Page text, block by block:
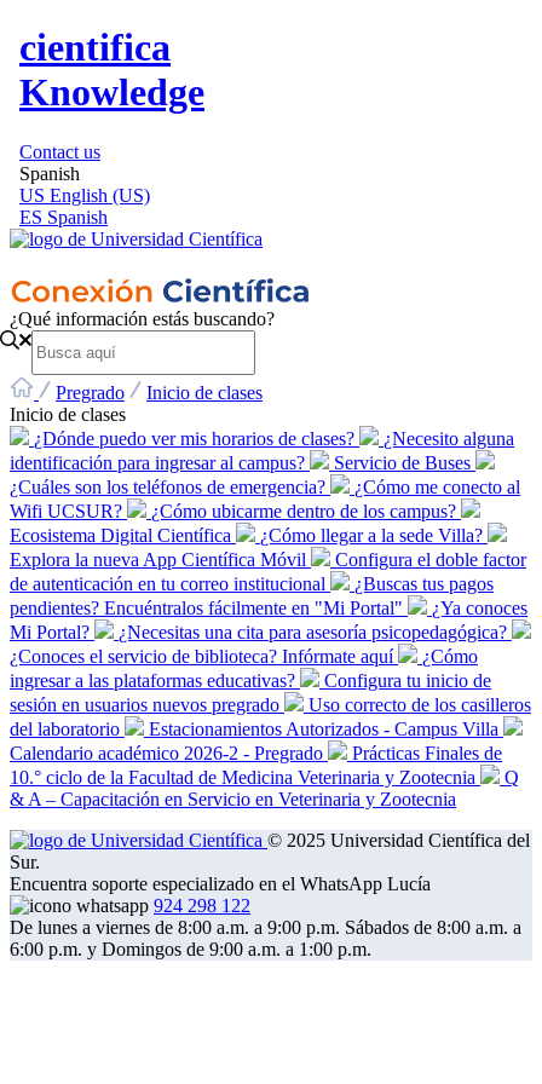
cientifica
Knowledge
Contact us
Spanish
US English (US)
ES Spanish
¿Qué información estás buscando?
Pregrado
Inicio de clases
Inicio de clases
¿Dónde puedo ver mis horarios de clases?
¿Necesito alguna
identificación para ingresar al campus?
Servicio de Buses
¿Cuáles son los teléfonos de emergencia?
¿Cómo me conecto al
Wifi UCSUR?
¿Cómo ubicarme dentro de los campus?
Ecosistema Digital Científica
¿Cómo llegar a la sede Villa?
Explora la nueva App Científica Móvil
Configura el doble factor
de autenticación en tu correo institucional
¿Buscas tus pagos
pendientes? Encuéntralos fácilmente en "Mi Portal"
¿Ya conoces
Mi Portal?
¿Necesitas una cita para asesoría psicopedagógica?
¿Conoces el servicio de biblioteca? Infórmate aquí
¿Cómo
ingresar a las plataformas educativas?
Configura tu inicio de
sesión en usuarios nuevos pregrado
Uso correcto de los casilleros
del laboratorio
Estacionamientos Autorizados - Campus Villa
Calendario académico 2026-2 - Pregrado
Prácticas Finales de
10.° ciclo de la Facultad de Medicina Veterinaria y Zootecnia
Q
& A – Capacitación en Servicio en Veterinaria y Zootecnia
© 2025 Universidad Científica del
Sur.
Encuentra soporte especializado en el WhatsApp Lucía
924 298 122
De lunes a viernes de 8:00 a.m. a 9:00 p.m. Sábados de 8:00 a.m. a
6:00 p.m. y Domingos de 9:00 a.m. a 1:00 p.m.